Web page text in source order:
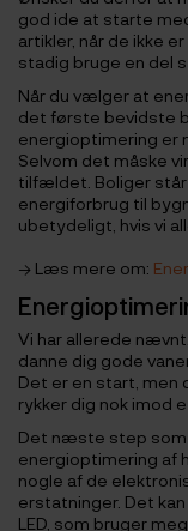
god ide at starte
artikler, når de ikke
stadig bruge en del
Når du vælger at
det første bevidste
energioptimering er
Selvom det måske
tilfældet. Boliger
energiforbrug til
ubetydeligt, hvis vi
→ Læs mere om:
Vi har allerede
danne dig gode
Det er en start, men
rykker dig nok imod
Det næste step som
energioptimering af
nogle af de
erstatninger. Det
LED, som bruger